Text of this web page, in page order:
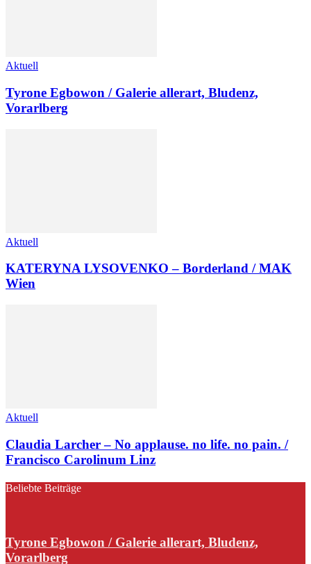
Aktuell
Tyrone Egbowon / Galerie allerart, Bludenz,
Vorarlberg
Aktuell
KATERYNA LYSOVENKO – Borderland / MAK
Wien
Aktuell
Claudia Larcher – No applause. no life. no pain. /
Francisco Carolinum Linz
Beliebte Beiträge
Tyrone Egbowon / Galerie allerart, Bludenz,
Vorarlberg